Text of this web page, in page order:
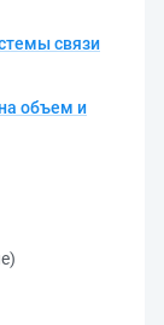
связи
объем и